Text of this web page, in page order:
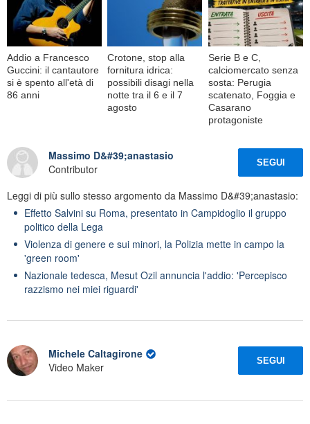
Addio a Francesco
Guccini: il cantautore
si è spento all'età di
86 anni
Crotone, stop alla
fornitura idrica:
possibili disagi nella
notte tra il 6 e il 7
agosto
Serie B e C,
calciomercato senza
sosta: Perugia
scatenato, Foggia e
Casarano
protagoniste
Massimo D&#39;anastasio
Contributor
SEGUI
Leggi di più sullo stesso argomento da Massimo D&#39;anastasio:
Effetto Salvini su Roma, presentato in Campidoglio il gruppo
politico della Lega
Violenza di genere e sui minori, la Polizia mette in campo la
'green room'
Nazionale tedesca, Mesut Ozil annuncia l'addio: 'Percepisco
razzismo nei miei riguardi'
Michele Caltagirone
Video Maker
SEGUI